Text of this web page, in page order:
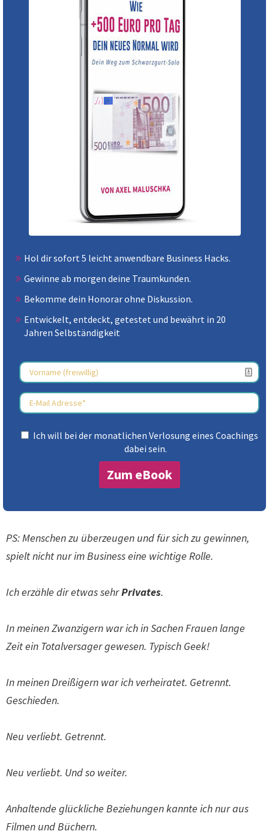
Hol dir sofort 5 leicht anwendbare Business Hacks.
Gewinne ab morgen deine Traumkunden.
Bekomme dein Honorar ohne Diskussion.
Entwickelt, entdeckt, getestet und bewährt in 20
Jahren Selbständigkeit
Ich will bei der monatlichen Verlosung eines Coachings
dabei sein.
Zum eBook
PS: Menschen zu überzeugen und für sich zu gewinnen,
spielt nicht nur im Business eine wichtige Rolle.
Ich erzähle dir etwas sehrPrivates.
In meinen Zwanzigern war ich in Sachen Frauen lange
Zeit ein Totalversager gewesen. Typisch Geek!
In meinen Dreißigern war ich verheiratet. Getrennt.
Geschieden.
Neu verliebt. Getrennt.
Neu verliebt. Und so weiter.
Anhaltende glückliche Beziehungen kannte ich nur aus
Filmen und Büchern.